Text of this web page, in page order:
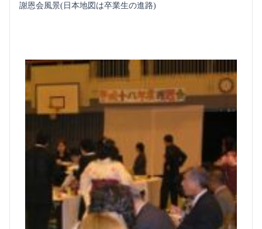
謝恩会風景(日本地図は卒業生の進路)